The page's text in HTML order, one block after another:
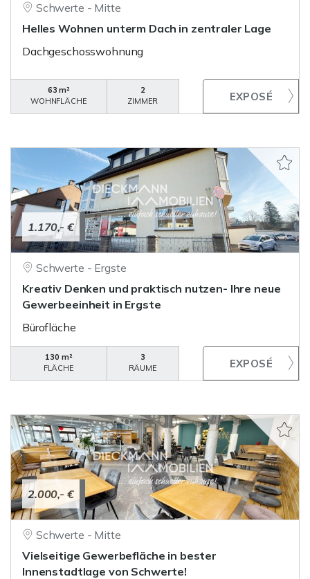
Schwerte - Mitte
Helles Wohnen unterm Dach in zentraler Lage
Dachgeschosswohnung
63 m²
WOHNFLÄCHE
2
ZIMMER
1.170,- €
Schwerte - Ergste
Kreativ Denken und praktisch nutzen- Ihre neue
Gewerbeeinheit in Ergste
Bürofläche
130 m²
FLÄCHE
3
RÄUME
2.000,- €
Schwerte - Mitte
Vielseitige Gewerbefläche in bester
Innenstadtlage von Schwerte!